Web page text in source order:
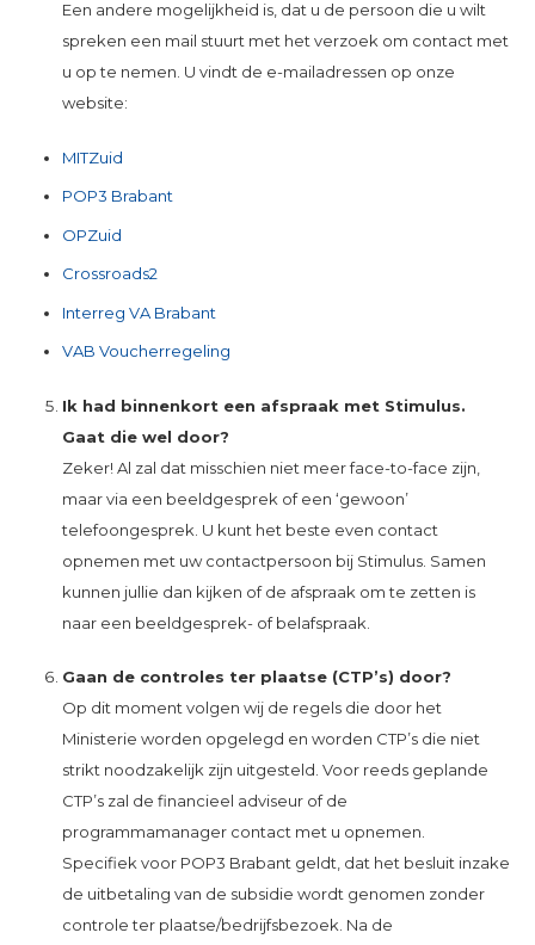
Een andere mogelijkheid is, dat u de persoon die u wilt
spreken een mail stuurt met het verzoek om contact met
u op te nemen. U vindt de e-mailadressen op onze
website:
MITZuid
POP3 Brabant
OPZuid
Crossroads2
Interreg VA Brabant
VAB Voucherregeling
Ik had binnenkort een afspraak met Stimulus.
Gaat die wel door?
Zeker! Al zal dat misschien niet meer face-to-face zijn,
maar via een beeldgesprek of een ‘gewoon’
telefoongesprek. U kunt het beste even contact
opnemen met uw contactpersoon bij Stimulus. Samen
kunnen jullie dan kijken of de afspraak om te zetten is
naar een beeldgesprek- of belafspraak.
Gaan de controles ter plaatse (CTP’s) door?
Op dit moment volgen wij de regels die door het
Ministerie worden opgelegd en worden CTP’s die niet
strikt noodzakelijk zijn uitgesteld. Voor reeds geplande
CTP’s zal de financieel adviseur of de
programmamanager contact met u opnemen.
Specifiek voor POP3 Brabant geldt, dat het besluit inzake
de uitbetaling van de subsidie wordt genomen zonder
controle ter plaatse/bedrijfsbezoek. Na de